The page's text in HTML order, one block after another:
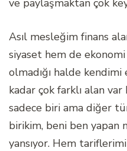
ve paylaşmaktan çok
Asıl mesleğim finans
siyaset hem de
olmadığı halde
kadar çok farklı alan var
sadece biri ama diğer
birikim, beni ben yapan
yansıyor. Hem